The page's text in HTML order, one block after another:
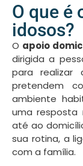
O que é
idosos?
O apoio
dirigida a
para
pretendem
ambiente
uma resposta
até ao
sua rotina, a
com a família.